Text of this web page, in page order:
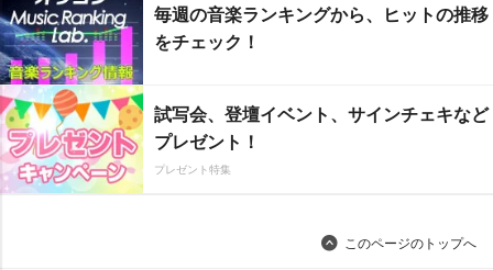
毎週の音楽ランキングから、ヒットの推移
をチェック！
試写会、登壇イベント、サインチェキなど
プレゼント！
プレゼント特集
このページのトップへ